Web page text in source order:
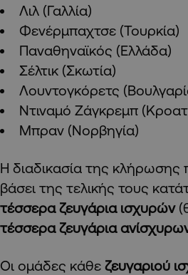
Λιλ (Γαλλία)
Φενέρμπαχτσε (Τουρκία)
Παναθηναϊκός (Ελλάδα)
Σέλτικ (Σκωτία)
Λουντογκόρετς
Ντιναμό Ζάγκρεμπ
Μπραν (Νορβηγία)
Η διαδικασία της κλήρωσης
βάσει της τελικής τους
τέσσερα ζευγάρια ισχυρών
τέσσερα ζευγάρια
Οι ομάδες κάθε ζευγαριού